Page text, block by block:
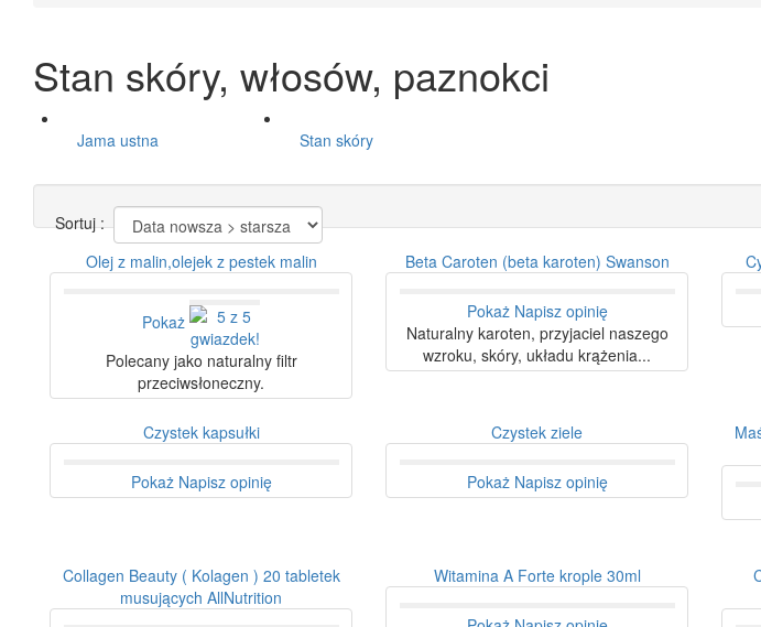
Stan skóry, włosów, paznokci
Jama ustna Stan skóry
Sortuj :
Olej z malin,olejek z pestek malin
Pokaż
Polecany jako naturalny filtr
przeciwsłoneczny.
Beta Caroten (beta karoten) Swanson
Pokaż Napisz opinię
Naturalny karoten, przyjaciel naszego
wzroku, skóry, układu krążenia...
Czystek kapsułki
Pokaż Napisz opinię
Czystek ziele
Pokaż Napisz opinię
Collagen Beauty ( Kolagen ) 20 tabletek
musujących AllNutrition
Witamina A Forte krople 30ml